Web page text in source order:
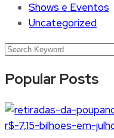
Shows e Eventos
Uncategorized
Popular Posts